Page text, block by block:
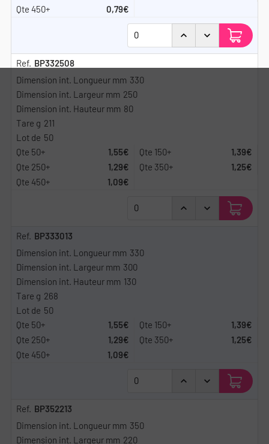
0,79€
BP332508
330
250
80
211
50
1,55€
1,39€
1,29€
1,25€
1,09€
BP333013
330
300
130
268
50
1,55€
1,39€
1,29€
1,25€
1,09€
BP352213
350
220